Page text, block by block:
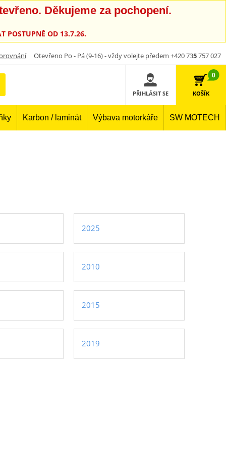
Děkujeme za pochopení.
POSTUPNĚ OD 13.7.26.
Otevřeno Po - Pá (9-16) - vždy volejte předem +420 735757 027
PŘIHLÁSIT SE
0
KOŠÍK
Karbon / laminát Výbava motorkáře SW MOTECH
2025
2010
2015
2019